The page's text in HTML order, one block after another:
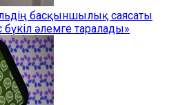
басқыншылық саясаты
әлемге таралады»